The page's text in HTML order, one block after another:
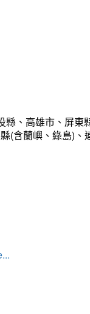
縣、高雄市、屏
(含蘭嶼、綠島)